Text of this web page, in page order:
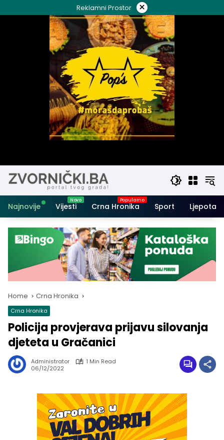
to
Reklamni Prostor ×
Najnovije Vijesti Crna Hronika Sport Ljepota i
Home Crna Hronika
Crna Hronika
Policija provjerava prijavu silovanja
djeteta u Gračanici
Administrator
1 Min Read
06/12/2022